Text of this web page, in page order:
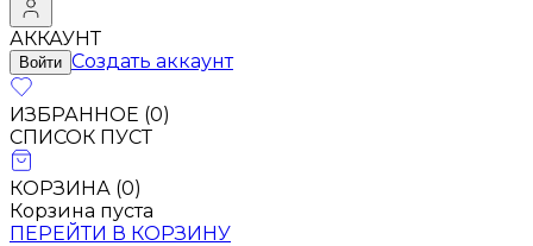
АККАУНТ
Войти Создать аккаунт
ИЗБРАННОЕ (0)
СПИСОК ПУСТ
КОРЗИНА (0)
Корзина пуста
ПЕРЕЙТИ В КОРЗИНУ